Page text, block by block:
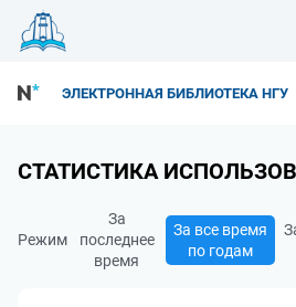
ЭЛЕКТРОННАЯ БИБЛИОТЕКА НГУ
СТАТИСТИКА
Режим
За
последнее
время
За все время
по годам